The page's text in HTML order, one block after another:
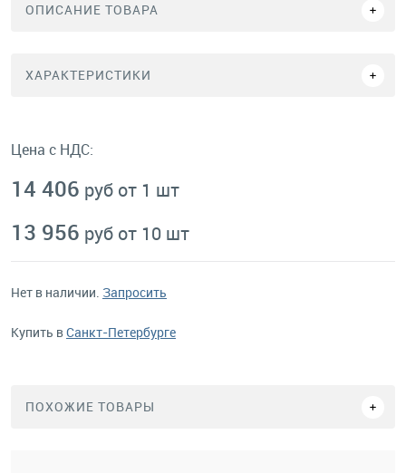
ОПИСАНИЕ ТОВАРА
ХАРАКТЕРИСТИКИ
Цена с НДС:
14 406 руб от 1 шт
13 956 руб от 10 шт
Нет в наличии. Запросить
Купить вСанкт-Петербурге
ПОХОЖИЕ ТОВАРЫ